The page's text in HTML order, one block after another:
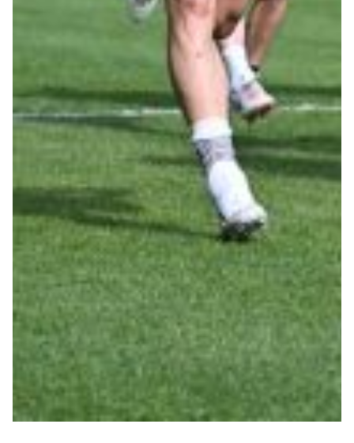
Caffè Boasi x Genoa
Helan x Genoa
Gift Card Online Store
Fortissimo batte il mio cuor